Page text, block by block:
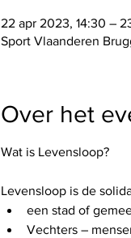
22 apr 2023, 14:30 –
Sport Vlaanderen
Over het
Wat is Levensloop?
Levensloop is de
een stad of
Vechters –